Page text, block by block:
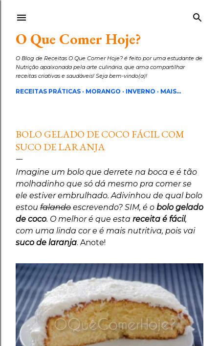
O Que Comer Hoje?
O Blog de Receitas O Que Comer Hoje? é feito por uma estudante de
Nutrição apaixonada pela arte culinária, que ama compartilhar
receitas criativas e saudáveis! Seja bem-vindo(a)!
RECEITAS PRÁTICAS MORANGO INVERNO MAIS…
BOLO GELADO DE COCO FÁCIL COM
SUCO DE LARANJA
Imagine um bolo que derrete na boca e é tão
molhadinho que só dá mesmo pra comer se
ele estiver embrulhado. Adivinhou de qual bolo
estou falando escrevendo? SIM, é o bolo gelado
de coco. O melhor é que esta receita é fácil,
com uma linda cor e é mais nutritiva, pois vai
suco de laranja. Anote!